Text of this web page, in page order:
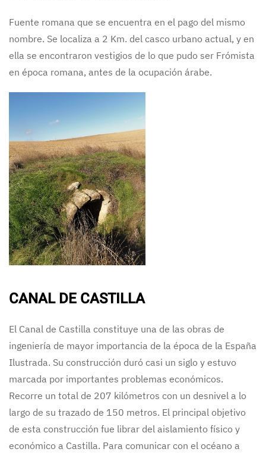
Fuente romana que se encuentra en el pago del mismo
nombre. Se localiza a 2 Km. del casco urbano actual, y en
ella se encontraron vestigios de lo que pudo ser Frómista
en época romana, antes de la ocupación árabe.
CANAL DE CASTILLA
El Canal de Castilla constituye una de las obras de
ingeniería de mayor importancia de la época de la España
Ilustrada. Su construcción duró casi un siglo y estuvo
marcada por importantes problemas económicos.
Recorre un total de 207 kilómetros con un desnivel a lo
largo de su trazado de 150 metros. El principal objetivo
de esta construcción fue librar del aislamiento físico y
económico a Castilla. Para comunicar con el océano a